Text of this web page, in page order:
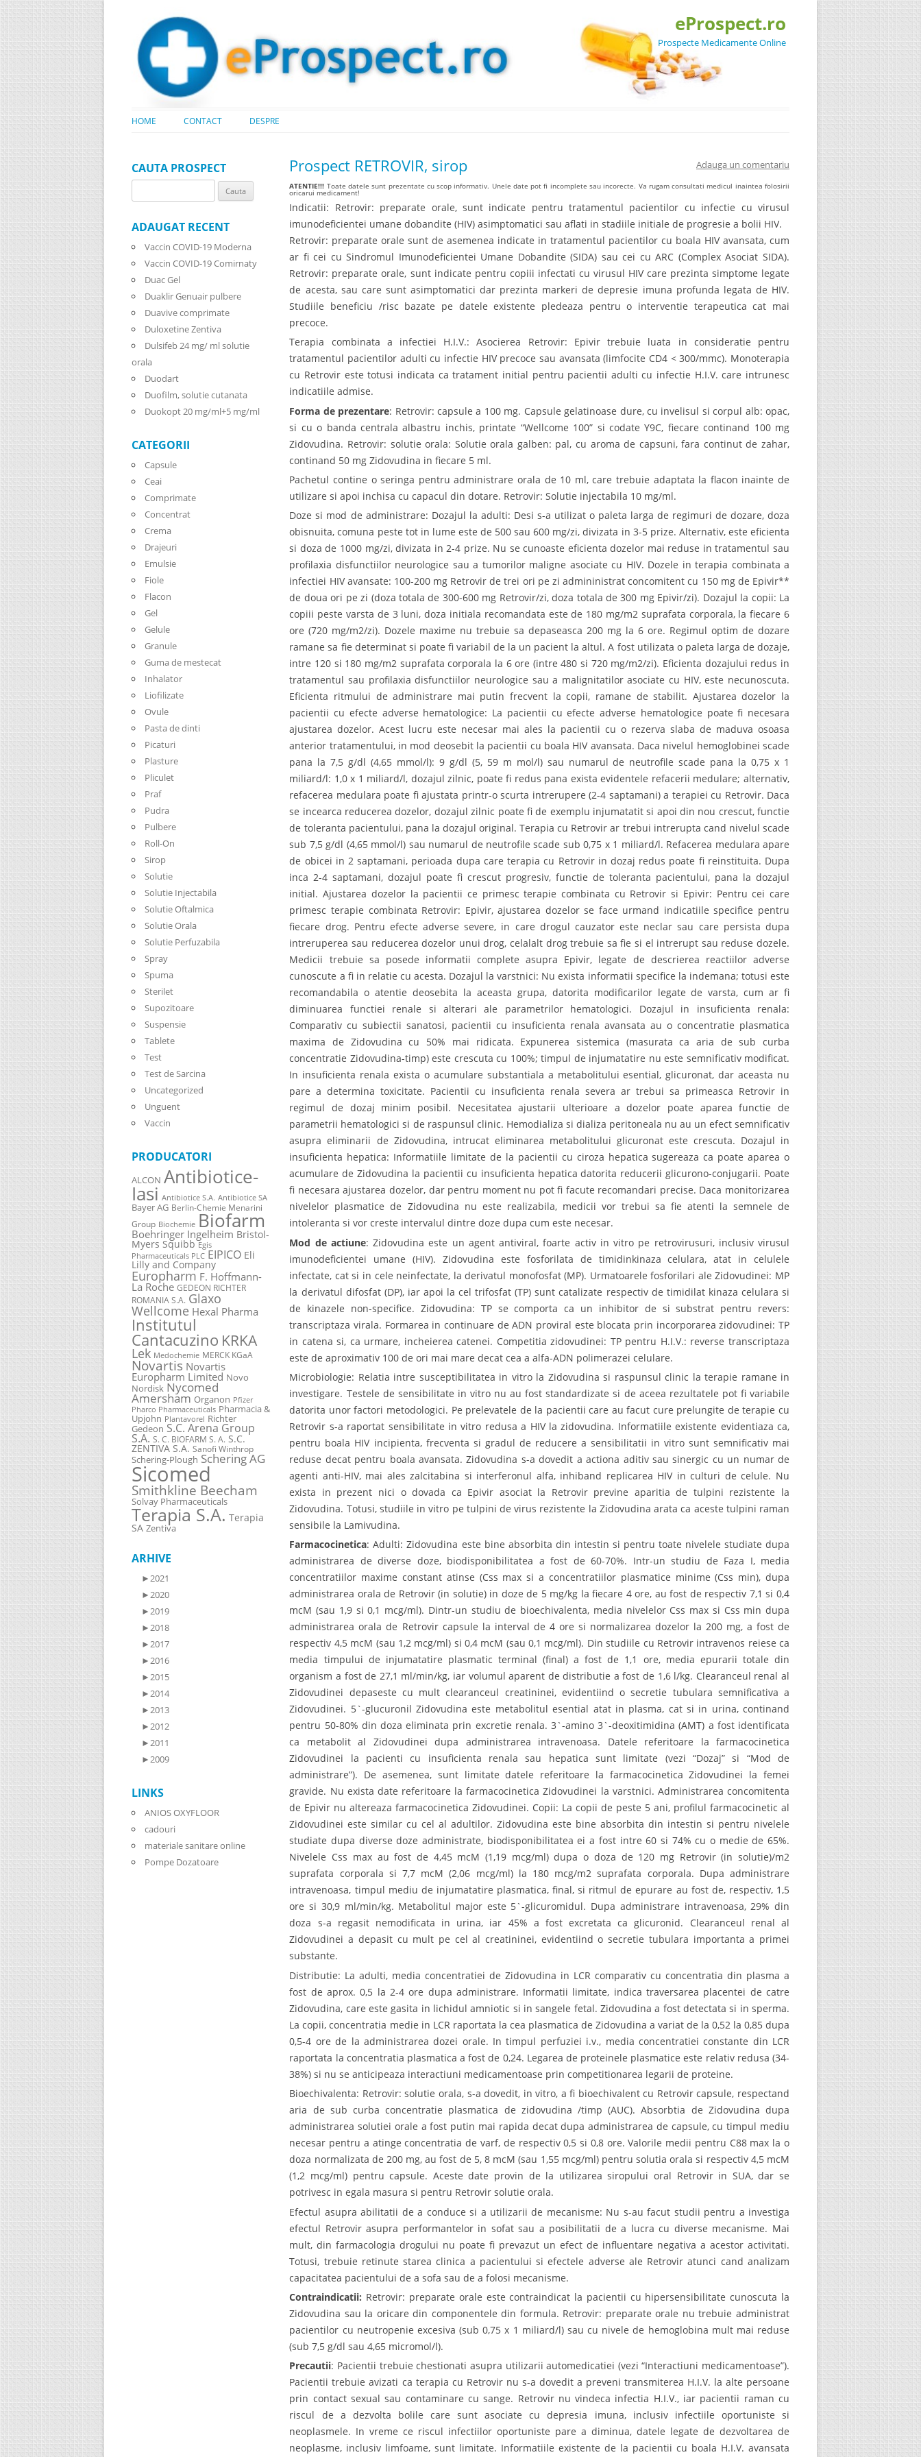
eProspect.ro
Prospecte Medicamente Online
HOME CONTACT DESPRE
Prospect RETROVIR, sirop Adauga un comentariu
ATENTIE!!! Toate datele sunt prezentate cu scop informativ. Unele date pot fi incomplete sau incorecte. Va rugam consultati medicul inaintea folosirii
oricarui medicament!
Indicatii: Retrovir: preparate orale, sunt indicate pentru tratamentul pacientilor cu infectie cu virusul
imunodeficientei umane dobandite (HIV) asimptomatici sau aflati in stadiile initiale de progresie a bolii HIV.
Retrovir: preparate orale sunt de asemenea indicate in tratamentul pacientilor cu boala HIV avansata, cum
ar fi cei cu Sindromul Imunodeficientei Umane Dobandite (SIDA) sau cei cu ARC (Complex Asociat SIDA).
Retrovir: preparate orale, sunt indicate pentru copiii infectati cu virusul HIV care prezinta simptome legate
de acesta, sau care sunt asimptomatici dar prezinta markeri de depresie imuna profunda legata de HIV.
Studiile beneficiu /risc bazate pe datele existente pledeaza pentru o interventie terapeutica cat mai
precoce.
Terapia combinata a infectiei H.I.V.: Asocierea Retrovir: Epivir trebuie luata in consideratie pentru
tratamentul pacientilor adulti cu infectie HIV precoce sau avansata (limfocite CD4 < 300/mmc). Monoterapia
cu Retrovir este totusi indicata ca tratament initial pentru pacientii adulti cu infectie H.I.V. care intrunesc
indicatiile admise.
Forma de prezentare: Retrovir: capsule a 100 mg. Capsule gelatinoase dure, cu invelisul si corpul alb: opac,
si cu o banda centrala albastru inchis, printate “Wellcome 100” si codate Y9C, fiecare continand 100 mg
Zidovudina. Retrovir: solutie orala: Solutie orala galben: pal, cu aroma de capsuni, fara continut de zahar,
continand 50 mg Zidovudina in fiecare 5 ml.
Pachetul contine o seringa pentru administrare orala de 10 ml, care trebuie adaptata la flacon inainte de
utilizare si apoi inchisa cu capacul din dotare. Retrovir: Solutie injectabila 10 mg/ml.
Doze si mod de administrare: Dozajul la adulti: Desi s-a utilizat o paleta larga de regimuri de dozare, doza
obisnuita, comuna peste tot in lume este de 500 sau 600 mg/zi, divizata in 3-5 prize. Alternativ, este eficienta
si doza de 1000 mg/zi, divizata in 2-4 prize. Nu se cunoaste eficienta dozelor mai reduse in tratamentul sau
profilaxia disfunctiilor neurologice sau a tumorilor maligne asociate cu HIV. Dozele in terapia combinata a
infectiei HIV avansate: 100-200 mg Retrovir de trei ori pe zi admininistrat concomitent cu 150 mg de Epivir**
de doua ori pe zi (doza totala de 300-600 mg Retrovir/zi, doza totala de 300 mg Epivir/zi). Dozajul la copii: La
copiii peste varsta de 3 luni, doza initiala recomandata este de 180 mg/m2 suprafata corporala, la fiecare 6
ore (720 mg/m2/zi). Dozele maxime nu trebuie sa depaseasca 200 mg la 6 ore. Regimul optim de dozare
ramane sa fie determinat si poate fi variabil de la un pacient la altul. A fost utilizata o paleta larga de dozaje,
intre 120 si 180 mg/m2 suprafata corporala la 6 ore (intre 480 si 720 mg/m2/zi). Eficienta dozajului redus in
tratamentul sau profilaxia disfunctiilor neurologice sau a malignitatilor asociate cu HIV, este necunoscuta.
Eficienta ritmului de administrare mai putin frecvent la copii, ramane de stabilit. Ajustarea dozelor la
pacientii cu efecte adverse hematologice: La pacientii cu efecte adverse hematologice poate fi necesara
ajustarea dozelor. Acest lucru este necesar mai ales la pacientii cu o rezerva slaba de maduva osoasa
anterior tratamentului, in mod deosebit la pacientii cu boala HIV avansata. Daca nivelul hemoglobinei scade
pana la 7,5 g/dl (4,65 mmol/l): 9 g/dl (5, 59 m mol/l) sau numarul de neutrofile scade pana la 0,75 x 1
miliard/l: 1,0 x 1 miliard/l, dozajul zilnic, poate fi redus pana exista evidentele refacerii medulare; alternativ,
refacerea medulara poate fi ajustata printr-o scurta intrerupere (2-4 saptamani) a terapiei cu Retrovir. Daca
se incearca reducerea dozelor, dozajul zilnic poate fi de exemplu injumatatit si apoi din nou crescut, functie
de toleranta pacientului, pana la dozajul original. Terapia cu Retrovir ar trebui intrerupta cand nivelul scade
sub 7,5 g/dl (4,65 mmol/l) sau numarul de neutrofile scade sub 0,75 x 1 miliard/l. Refacerea medulara apare
de obicei in 2 saptamani, perioada dupa care terapia cu Retrovir in dozaj redus poate fi reinstituita. Dupa
inca 2-4 saptamani, dozajul poate fi crescut progresiv, functie de toleranta pacientului, pana la dozajul
initial. Ajustarea dozelor la pacientii ce primesc terapie combinata cu Retrovir si Epivir: Pentru cei care
primesc terapie combinata Retrovir: Epivir, ajustarea dozelor se face urmand indicatiile specifice pentru
fiecare drog. Pentru efecte adverse severe, in care drogul cauzator este neclar sau care persista dupa
intreruperea sau reducerea dozelor unui drog, celalalt drog trebuie sa fie si el intrerupt sau reduse dozele.
Medicii trebuie sa posede informatii complete asupra Epivir, legate de descrierea reactiilor adverse
cunoscute a fi in relatie cu acesta. Dozajul la varstnici: Nu exista informatii specifice la indemana; totusi este
recomandabila o atentie deosebita la aceasta grupa, datorita modificarilor legate de varsta, cum ar fi
diminuarea functiei renale si alterari ale parametrilor hematologici. Dozajul in insuficienta renala:
Comparativ cu subiectii sanatosi, pacientii cu insuficienta renala avansata au o concentratie plasmatica
maxima de Zidovudina cu 50% mai ridicata. Expunerea sistemica (masurata ca aria de sub curba
concentratie Zidovudina-timp) este crescuta cu 100%; timpul de injumatatire nu este semnificativ modificat.
In insuficienta renala exista o acumulare substantiala a metabolitului esential, glicuronat, dar aceasta nu
pare a determina toxicitate. Pacientii cu insuficienta renala severa ar trebui sa primeasca Retrovir in
regimul de dozaj minim posibil. Necesitatea ajustarii ulterioare a dozelor poate aparea functie de
parametrii hematologici si de raspunsul clinic. Hemodializa si dializa peritoneala nu au un efect semnificativ
asupra eliminarii de Zidovudina, intrucat eliminarea metabolitului glicuronat este crescuta. Dozajul in
insuficienta hepatica: Informatiile limitate de la pacientii cu ciroza hepatica sugereaza ca poate aparea o
acumulare de Zidovudina la pacientii cu insuficienta hepatica datorita reducerii glicurono-conjugarii. Poate
fi necesara ajustarea dozelor, dar pentru moment nu pot fi facute recomandari precise. Daca monitorizarea
nivelelor plasmatice de Zidovudina nu este realizabila, medicii vor trebui sa fie atenti la semnele de
intoleranta si vor creste intervalul dintre doze dupa cum este necesar.
Mod de actiune: Zidovudina este un agent antiviral, foarte activ in vitro pe retrovirusuri, inclusiv virusul
imunodeficientei umane (HIV). Zidovudina este fosforilata de timidinkinaza celulara, atat in celulele
infectate, cat si in cele neinfectate, la derivatul monofosfat (MP). Urmatoarele fosforilari ale Zidovudinei: MP
la derivatul difosfat (DP), iar apoi la cel trifosfat (TP) sunt catalizate respectiv de timidilat kinaza celulara si
de kinazele non-specifice. Zidovudina: TP se comporta ca un inhibitor de si substrat pentru revers:
transcriptaza virala. Formarea in continuare de ADN proviral este blocata prin incorporarea zidovudinei: TP
in catena si, ca urmare, incheierea catenei. Competitia zidovudinei: TP pentru H.I.V.: reverse transcriptaza
este de aproximativ 100 de ori mai mare decat cea a alfa-ADN polimerazei celulare.
Microbiologie: Relatia intre susceptibilitatea in vitro la Zidovudina si raspunsul clinic la terapie ramane in
investigare. Testele de sensibilitate in vitro nu au fost standardizate si de aceea rezultatele pot fi variabile
datorita unor factori metodologici. Pe prelevatele de la pacientii care au facut cure prelungite de terapie cu
Retrovir s-a raportat sensibilitate in vitro redusa a HIV la zidovudina. Informatiile existente evidentiaza ca,
pentru boala HIV incipienta, frecventa si gradul de reducere a sensibilitatii in vitro sunt semnificativ mai
reduse decat pentru boala avansata. Zidovudina s-a dovedit a actiona aditiv sau sinergic cu un numar de
agenti anti-HIV, mai ales zalcitabina si interferonul alfa, inhiband replicarea HIV in culturi de celule. Nu
exista in prezent nici o dovada ca Epivir asociat la Retrovir previne aparitia de tulpini rezistente la
Zidovudina. Totusi, studiile in vitro pe tulpini de virus rezistente la Zidovudina arata ca aceste tulpini raman
sensibile la Lamivudina.
Farmacocinetica: Adulti: Zidovudina este bine absorbita din intestin si pentru toate nivelele studiate dupa
administrarea de diverse doze, biodisponibilitatea a fost de 60-70%. Intr-un studiu de Faza I, media
concentratiilor maxime constant atinse (Css max si a concentratiilor plasmatice minime (Css min), dupa
administrarea orala de Retrovir (in solutie) in doze de 5 mg/kg la fiecare 4 ore, au fost de respectiv 7,1 si 0,4
mcM (sau 1,9 si 0,1 mcg/ml). Dintr-un studiu de bioechivalenta, media nivelelor Css max si Css min dupa
administrarea orala de Retrovir capsule la interval de 4 ore si normalizarea dozelor la 200 mg, a fost de
respectiv 4,5 mcM (sau 1,2 mcg/ml) si 0,4 mcM (sau 0,1 mcg/ml). Din studiile cu Retrovir intravenos reiese ca
media timpului de injumatatire plasmatic terminal (final) a fost de 1,1 ore, media epurarii totale din
organism a fost de 27,1 ml/min/kg, iar volumul aparent de distributie a fost de 1,6 l/kg. Clearanceul renal al
Zidovudinei depaseste cu mult clearanceul creatininei, evidentiind o secretie tubulara semnificativa a
Zidovudinei. 5`-glucuronil Zidovudina este metabolitul esential atat in plasma, cat si in urina, continand
pentru 50-80% din doza eliminata prin excretie renala. 3`-amino 3`-deoxitimidina (AMT) a fost identificata
ca metabolit al Zidovudinei dupa administrarea intravenoasa. Datele referitoare la farmacocinetica
Zidovudinei la pacienti cu insuficienta renala sau hepatica sunt limitate (vezi “Dozaj” si “Mod de
administrare”). De asemenea, sunt limitate datele referitoare la farmacocinetica Zidovudinei la femei
gravide. Nu exista date referitoare la farmacocinetica Zidovudinei la varstnici. Administrarea concomitenta
de Epivir nu altereaza farmacocinetica Zidovudinei. Copii: La copii de peste 5 ani, profilul farmacocinetic al
Zidovudinei este similar cu cel al adultilor. Zidovudina este bine absorbita din intestin si pentru nivelele
studiate dupa diverse doze administrate, biodisponibilitatea ei a fost intre 60 si 74% cu o medie de 65%.
Nivelele Css max au fost de 4,45 mcM (1,19 mcg/ml) dupa o doza de 120 mg Retrovir (in solutie)/m2
suprafata corporala si 7,7 mcM (2,06 mcg/ml) la 180 mcg/m2 suprafata corporala. Dupa administrare
intravenoasa, timpul mediu de injumatatire plasmatica, final, si ritmul de epurare au fost de, respectiv, 1,5
ore si 30,9 ml/min/kg. Metabolitul major este 5`-glicuromidul. Dupa administrare intravenoasa, 29% din
doza s-a regasit nemodificata in urina, iar 45% a fost excretata ca glicuronid. Clearanceul renal al
Zidovudinei a depasit cu mult pe cel al creatininei, evidentiind o secretie tubulara importanta a primei
substante.
Distributie: La adulti, media concentratiei de Zidovudina in LCR comparativ cu concentratia din plasma a
fost de aprox. 0,5 la 2-4 ore dupa administrare. Informatii limitate, indica traversarea placentei de catre
Zidovudina, care este gasita in lichidul amniotic si in sangele fetal. Zidovudina a fost detectata si in sperma.
La copii, concentratia medie in LCR raportata la cea plasmatica de Zidovudina a variat de la 0,52 la 0,85 dupa
0,5-4 ore de la administrarea dozei orale. In timpul perfuziei i.v., media concentratiei constante din LCR
raportata la concentratia plasmatica a fost de 0,24. Legarea de proteinele plasmatice este relativ redusa (34-
38%) si nu se anticipeaza interactiuni medicamentoase prin competitionarea legarii de proteine.
Bioechivalenta: Retrovir: solutie orala, s-a dovedit, in vitro, a fi bioechivalent cu Retrovir capsule, respectand
aria de sub curba concentratie plasmatica de zidovudina /timp (AUC). Absorbtia de Zidovudina dupa
administrarea solutiei orale a fost putin mai rapida decat dupa administrarea de capsule, cu timpul mediu
necesar pentru a atinge concentratia de varf, de respectiv 0,5 si 0,8 ore. Valorile medii pentru C88 max la o
doza normalizata de 200 mg, au fost de 5, 8 mcM (sau 1,55 mcg/ml) pentru solutia orala si respectiv 4,5 mcM
(1,2 mcg/ml) pentru capsule. Aceste date provin de la utilizarea siropului oral Retrovir in SUA, dar se
potrivesc in egala masura si pentru Retrovir solutie orala.
Efectul asupra abilitatii de a conduce si a utilizarii de mecanisme: Nu s-au facut studii pentru a investiga
efectul Retrovir asupra performantelor in sofat sau a posibilitatii de a lucra cu diverse mecanisme. Mai
mult, din farmacologia drogului nu poate fi prevazut un efect de influentare negativa a acestor activitati.
Totusi, trebuie retinute starea clinica a pacientului si efectele adverse ale Retrovir atunci cand analizam
capacitatea pacientului de a sofa sau de a folosi mecanisme.
Contraindicatii: Retrovir: preparate orale este contraindicat la pacientii cu hipersensibilitate cunoscuta la
Zidovudina sau la oricare din componentele din formula. Retrovir: preparate orale nu trebuie administrat
pacientilor cu neutropenie excesiva (sub 0,75 x 1 miliard/l) sau cu nivele de hemoglobina mult mai reduse
(sub 7,5 g/dl sau 4,65 micromol/l).
Precautii: Pacientii trebuie chestionati asupra utilizarii automedicatiei (vezi “Interactiuni medicamentoase”).
Pacientii trebuie avizati ca terapia cu Retrovir nu s-a dovedit a preveni transmiterea H.I.V. la alte persoane
prin contact sexual sau contaminare cu sange. Retrovir nu vindeca infectia H.I.V., iar pacientii raman cu
riscul de a dezvolta bolile care sunt asociate cu depresia imuna, inclusiv infectiile oportuniste si
neoplasmele. In vreme ce riscul infectiilor oportuniste pare a diminua, datele legate de dezvoltarea de
neoplasme, inclusiv limfoame, sunt limitate. Informatiile existente de la pacientii cu boala H.I.V. avansata
CAUTA PROSPECT
for:
ADAUGAT RECENT
Vaccin COVID-19 Moderna
Vaccin COVID-19 Comirnaty
Duac Gel
Duaklir Genuair pulbere
Duavive comprimate
Duloxetine Zentiva
Dulsifeb 24 mg/ ml solutie
orala
Duodart
Duofilm, solutie cutanata
Duokopt 20 mg/ml+5 mg/ml
CATEGORII
Capsule
Ceai
Comprimate
Concentrat
Crema
Drajeuri
Emulsie
Fiole
Flacon
Gel
Gelule
Granule
Guma de mestecat
Inhalator
Liofilizate
Ovule
Pasta de dinti
Picaturi
Plasture
Pliculet
Praf
Pudra
Pulbere
Roll-On
Sirop
Solutie
Solutie Injectabila
Solutie Oftalmica
Solutie Orala
Solutie Perfuzabila
Spray
Spuma
Sterilet
Supozitoare
Suspensie
Tablete
Test
Test de Sarcina
Uncategorized
Unguent
Vaccin
PRODUCATORI
ALCON Antibiotice-
Iasi Antibiotice S.A. Antibiotice SA
Bayer AG Berlin-Chemie Menarini
Group Biochemie Biofarm
Boehringer Ingelheim Bristol-
Myers Squibb Egis
Pharmaceuticals PLC EIPICO Eli
Lilly and Company
Europharm F. Hoffmann-
La Roche GEDEON RICHTER
ROMANIA S.A. Glaxo
Wellcome Hexal Pharma
Institutul
Cantacuzino KRKA
Lek Medochemie MERCK KGaA
Novartis Novartis
Europharm Limited Novo
Nordisk Nycomed
Amersham Organon Pfizer
Pharco Pharmaceuticals Pharmacia &
Upjohn Plantavorel Richter
Gedeon S.C. Arena Group
S.A. S. C. BIOFARM S. A. S.C.
ZENTIVA S.A. Sanofi Winthrop
Schering-Plough Schering AG
Sicomed
Smithkline Beecham
Solvay Pharmaceuticals
Terapia S.A. Terapia
SA Zentiva
ARHIVE
►2021
►2020
►2019
►2018
►2017
►2016
►2015
►2014
►2013
►2012
►2011
►2009
LINKS
ANIOS OXYFLOOR
cadouri
materiale sanitare online
Pompe Dozatoare